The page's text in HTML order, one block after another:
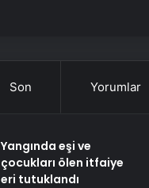
Son Yorumlar
Yangında eşi ve
çocukları ölen itfaiye
eri tutuklandı